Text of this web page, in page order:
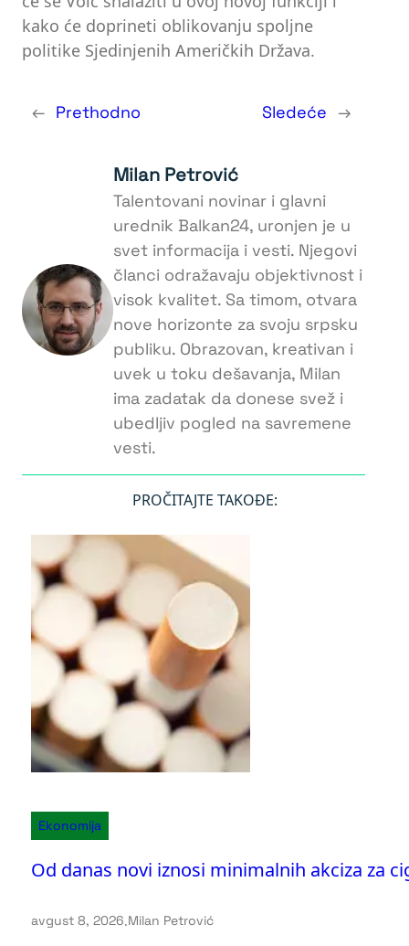
kako će doprineti oblikovanju spoljne
politike Sjedinjenih Američkih Država.
← Prethodno Sledeće →
Milan Petrović
Talentovani novinar i glavni
urednik Balkan24, uronjen je u
svet informacija i vesti. Njegovi
članci odražavaju objektivnost i
visok kvalitet. Sa timom, otvara
nove horizonte za svoju srpsku
publiku. Obrazovan, kreativan i
uvek u toku dešavanja, Milan
ima zadatak da donese svež i
ubedljiv pogled na savremene
vesti.
PROČITAJTE TAKOĐE:
Ekonomija
Od danas novi iznosi minimalnih akciza za
avgust 8, 2026.Milan Petrović